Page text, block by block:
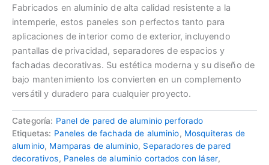
Fabricados en aluminio de alta calidad resistente a la
intemperie, estos paneles son perfectos tanto para
aplicaciones de interior como de exterior, incluyendo
pantallas de privacidad, separadores de espacios y
fachadas decorativas. Su estética moderna y su diseño de
bajo mantenimiento los convierten en un complemento
versátil y duradero para cualquier proyecto.
Categoría: Panel de pared de aluminio perforado
Etiquetas: Paneles de fachada de aluminio, Mosquiteras de
aluminio, Mamparas de aluminio, Separadores de pared
decorativos, Paneles de aluminio cortados con láser,